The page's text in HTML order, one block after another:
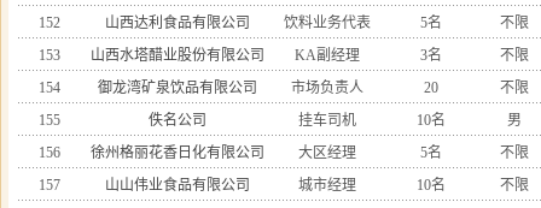
152
山西达利食品有限公司 饮料业务代表 5名
不限
153
山西水塔醋业股份有限公司 KA副经理 3名
不限
154
御龙湾矿泉饮品有限公司 市场负责人 20
不限
155
佚名公司 挂车司机 10名
男
156
徐州格丽花香日化有限公司 大区经理 5名
不限
157
山山伟业食品有限公司 城市经理 10名
不限